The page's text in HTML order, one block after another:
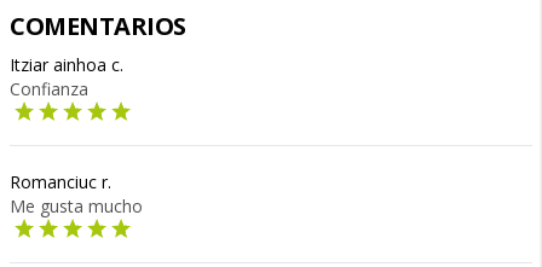
COMENTARIOS
Itziar ainhoa c.
Confianza
Romanciuc r.
Me gusta mucho